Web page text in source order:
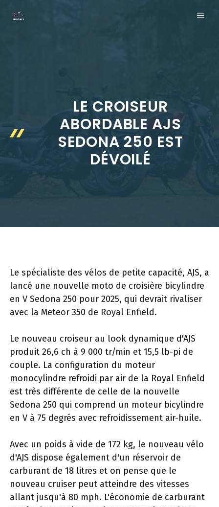
LE CROISEUR
ABORDABLE AJS
SEDONA 250 EST
DÉVOILÉ
Le spécialiste des vélos de petite capacité, AJS, a
lancé une nouvelle moto de croisière bicylindre
en V Sedona 250 pour 2025, qui devrait rivaliser
avec la Meteor 350 de Royal Enfield.
Le nouveau croiseur au look dynamique d'AJS
produit 26,6 ch à 9 000 tr/min et 15,5 lb-pi de
couple. La configuration du moteur
monocylindre refroidi par air de la Royal Enfield
est très différente de celle de la nouvelle
Sedona 250 qui comprend un moteur bicylindre
en V à 75 degrés avec refroidissement air-huile.
Avec un poids à vide de 172 kg, le nouveau vélo
d'AJS dispose également d'un réservoir de
carburant de 18 litres et on pense que le
nouveau cruiser peut atteindre des vitesses
allant jusqu'à 80 mph. L'économie de carburant